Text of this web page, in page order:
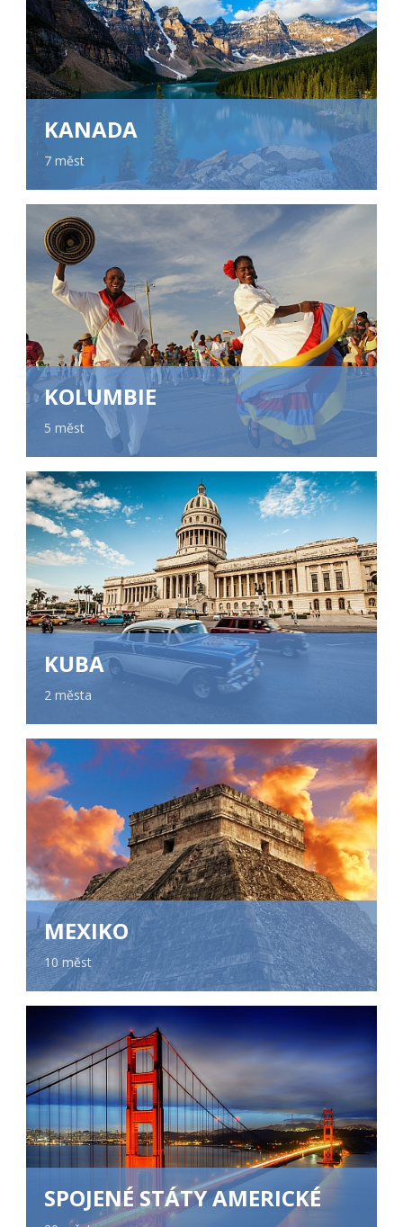
KANADA
7 měst
KOLUMBIE
5 měst
KUBA
2 města
MEXIKO
10 měst
SPOJENÉ STÁTY AMERICKÉ